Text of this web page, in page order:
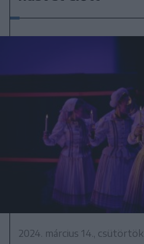
2024. március 14., csütörtök